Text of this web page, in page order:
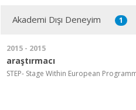
Akademi Dışı Deneyim 1
2015 - 2015
araştırmacı
STEP- Stage Within European